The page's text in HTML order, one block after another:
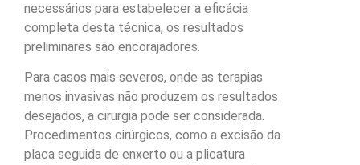
necessários para estabelecer a eficácia
completa desta técnica, os resultados
preliminares são encorajadores.
Para casos mais severos, onde as terapias
menos invasivas não produzem os resultados
desejados, a cirurgia pode ser considerada.
Procedimentos cirúrgicos, como a excisão da
placa seguida de enxerto ou a plicatura